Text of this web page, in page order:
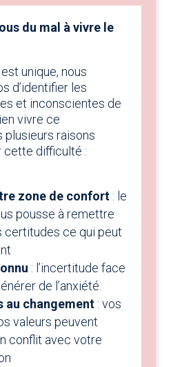
du mal à vivre le
unique, nous
d’identifier les
et inconscientes de
vivre ce
plusieurs raisons
cette difficulté :
zone de confort: le
pousse à remettre
certitudes ce qui peut
: l’incertitude face
de l’anxiété.
au changement: vos
valeurs peuvent
conflit avec votre